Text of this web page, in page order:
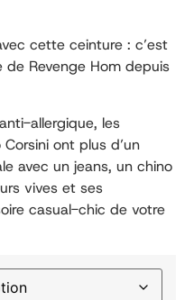
cette ceinture : c’est
Revenge Hom depuis
allergique, les
ont plus d’un
avec un jeans, un chino
vives et ses
casual-chic de votre